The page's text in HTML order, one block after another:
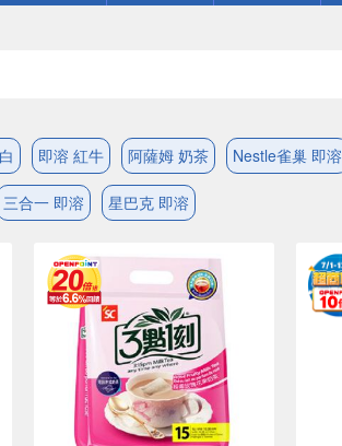
即溶 紅牛 阿薩姆 奶茶 Nestle雀巢 即溶
三合一 即溶 星巴克 即溶